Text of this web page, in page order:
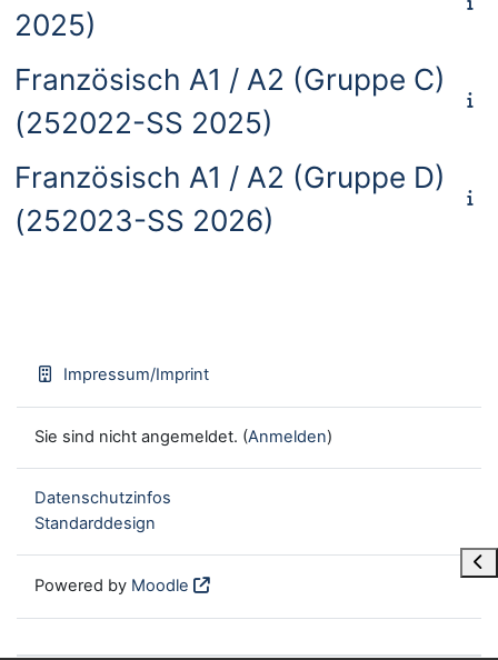
2025)
Französisch A1 / A2 (Gruppe C)
(252022-SS 2025)
Französisch A1 / A2 (Gruppe D)
(252023-SS 2026)
Impressum/Imprint
Sie sind nicht angemeldet. (Anmelden)
Datenschutzinfos
Standarddesign
Powered by Moodle